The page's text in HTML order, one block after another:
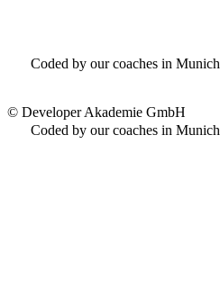
Coded by our coaches in Munich
© Developer Akademie GmbH
Coded by our coaches in Munich